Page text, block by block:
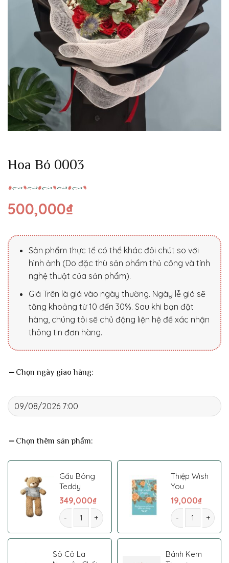
Hoa Bó 0003
500,000₫
Sản phẩm thực tế có thể khác đôi chút so với
hình ảnh (Do đặc thù sản phẩm thủ công và tính
nghệ thuật của sản phẩm).
Giá Trên là giá vào ngày thường. Ngày lễ giá sẽ
tăng khoảng từ 10 đến 30%. Sau khi bạn đặt
hàng, chúng tôi sẽ chủ động liện hệ để xác nhận
thông tin đơn hàng.
Chọn ngày giao hàng:
Chọn thêm sản phẩm:
Gấu Bông
Teddy
349,000₫
Hoa Bó 0003 số lượng
Thiệp Wish
You
19,000₫
Hoa Bó 0003 số
Sô Cô La
Bánh Kem